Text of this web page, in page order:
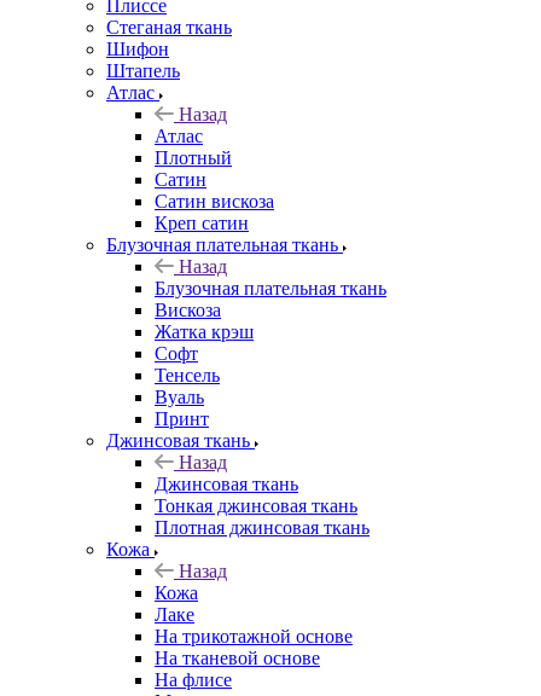
Плиссе
Стеганая ткань
Шифон
Штапель
Атлас
Назад
Атлас
Плотный
Сатин
Сатин вискоза
Креп сатин
Блузочная плательная ткань
Назад
Блузочная плательная ткань
Вискоза
Жатка крэш
Софт
Тенсель
Вуаль
Принт
Джинсовая ткань
Назад
Джинсовая ткань
Тонкая джинсовая ткань
Плотная джинсовая ткань
Кожа
Назад
Кожа
Лаке
На трикотажной основе
На тканевой основе
На флисе